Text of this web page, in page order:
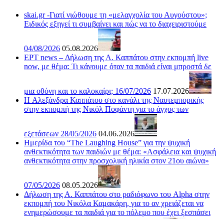
skai.gr -Γιατί νιώθουμε τη «μελαγχολία του Αυγούστου»;
Ειδικός εξηγεί τι συμβαίνει και πώς να το διαχειριστούμε
04/08/2026 05.08.2026
ΕΡΤ news – Δήλωση της Α. Καππάτου στην εκπομπή live
now, με θέμα: Τι κάνουμε όταν τα παιδιά είναι μπροστά δε
μια οθόνη και το καλοκαίρι; 16/07/2026 17.07.2026
H Αλεξάνδρα Καππάτου στο κανάλι της Ναυτεμπορικής
στην εκπομπή της Νικόλ Ποφάντη για το άγχος των
εξετάσεων 28/05/2026 04.06.2026
Ημερίδα του “The Laughing House” για την ψυχική
ανθεκτικότητα των παιδιών με θέμα: «Ασφάλεια και ψυχική
ανθεκτικότητα στην προσχολική ηλικία στον 21ου αιώνα»
07/05/2026 08.05.2026
Δήλωση της Α. Καππάτου στο ραδιόφωνο του Alpha στην
εκπομπή του Νικόλα Καμακάρη, για το αν χρειάζεται να
ενημερώσουμε τα παιδιά για το πόλεμο που έχει ξεσπάσει